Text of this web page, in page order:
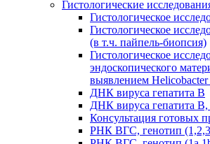
Гистологические
Гистологическое
Гистологическое
(в т.ч. пайпель-биопсия)
Гистологическое
эндоскопического
выявлением
ДНК вируса гепатита B
ДНК вируса гепатита B,
Консультация готовых
РНК ВГC, генотип